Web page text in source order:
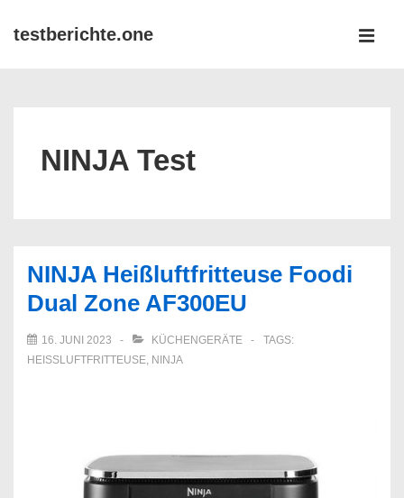
Zumtestberichte.one
NINJA Test
NINJA Heißluftfritteuse Foodi
Dual Zone AF300EU
16. JUNI 2023 KÜCHENGERÄTE
TAGS:
HEISSLUFTFRITTEUSE
, NINJA